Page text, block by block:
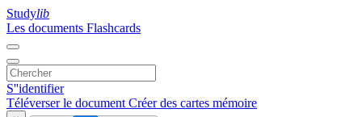
Studylib
Les documents Flashcards
S''identifier
Téléverser le document Créer des cartes mémoire